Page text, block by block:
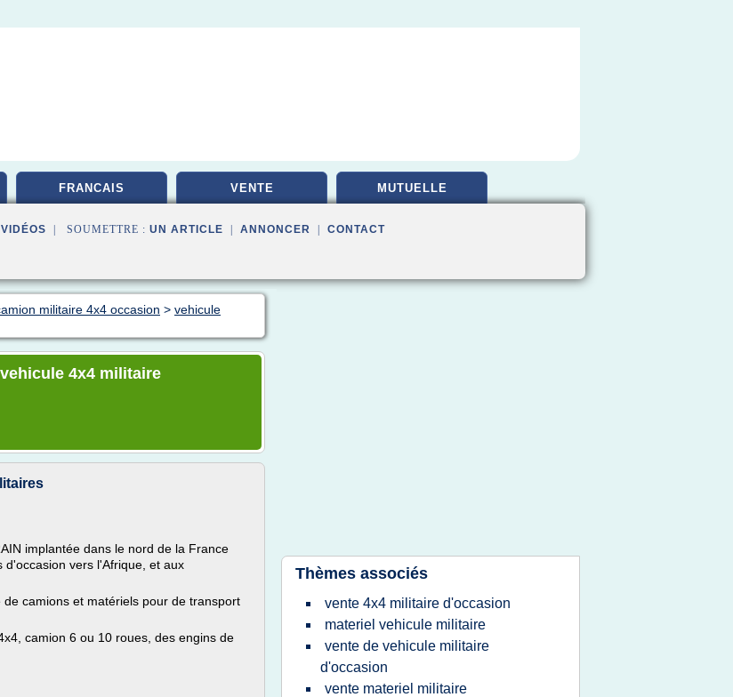
FRANCAIS VENTE MUTUELLE
| SOUMETTRE : UN ARTICLE ANNONCER CONTACT
militaire 4x4 occasion > vehicule
4x4 militaire
implantée dans le nord de la France
d'occasion vers l'Afrique, et aux
camions et matériels pour de transport
camion 6 ou 10 roues, des engins de
Thèmes associés
vente 4x4 militaire d'occasion
materiel vehicule militaire
vente de vehicule militaire
d'occasion
vente materiel militaire